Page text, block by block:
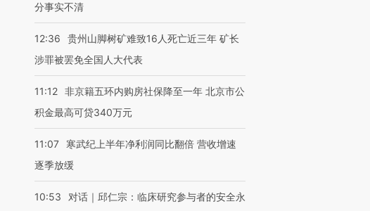
分事实不清
12:36
贵州山脚树矿难致16人死亡近三年 矿长
涉罪被罢免全国人大代表
11:12 非京籍五环内购房社保降至一年 北京市公
积金最高可贷340万元
11:07
寒武纪上半年净利润同比翻倍 营收增速
逐季放缓
10:53
对话｜邱仁宗：临床研究参与者的安全永